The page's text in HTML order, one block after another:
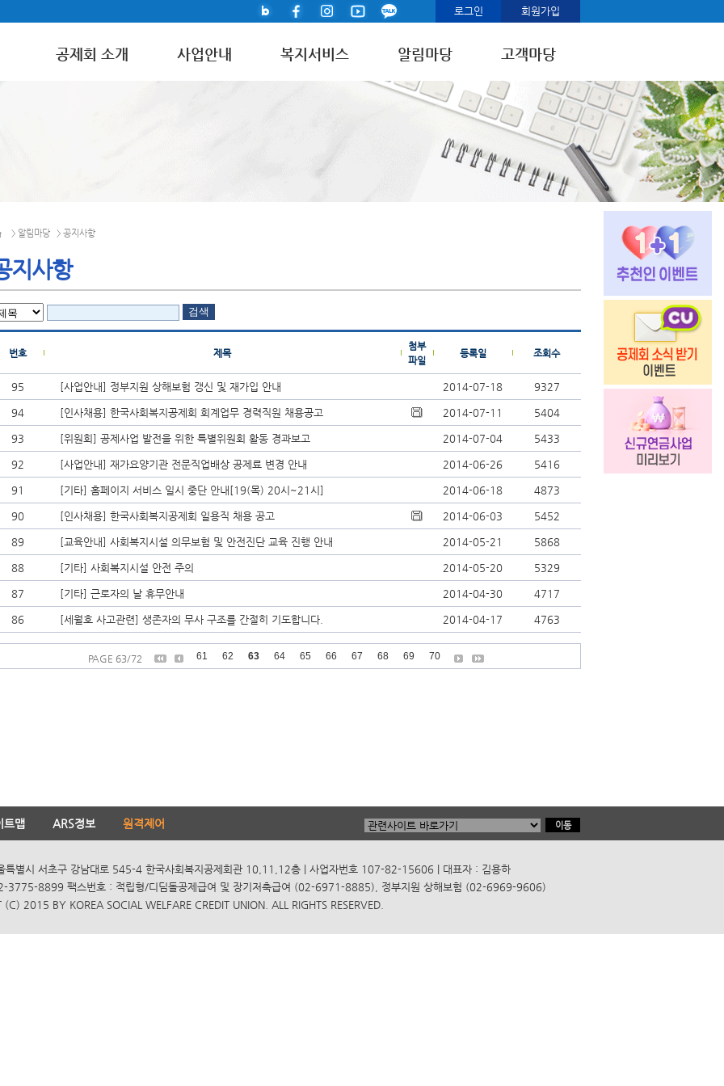
로그인 회원가입
공제회 소개 사업안내 복지서비스 알림마당 고객마당
> 알림마당 > 공지사항
지사항
번호 제목
첨부
파일
등록일 조회수
95 [사업안내] 정부지원 상해보험 갱신 및 재가입 안내 2014-07-18 9327
94 [인사채용] 한국사회복지공제회 회계업무 경력직원 채용공고 2014-07-11 5404
93 [위원회] 공제사업 발전을 위한 특별위원회 활동 경과보고 2014-07-04 5433
92 [사업안내] 재가요양기관 전문직업배상 공제료 변경 안내 2014-06-26 5416
91 [기타] 홈페이지 서비스 일시 중단 안내[19(목) 20시~21시] 2014-06-18 4873
90 [인사채용] 한국사회복지공제회 일용직 채용 공고 2014-06-03 5452
89 [교육안내] 사회복지시설 의무보험 및 안전진단 교육 진행 안내 2014-05-21 5868
88 [기타] 사회복지시설 안전 주의 2014-05-20 5329
87 [기타] 근로자의 날 휴무안내 2014-04-30 4717
86 [세월호 사고관련] 생존자의 무사 구조를 간절히 기도합니다. 2014-04-17 4763
PAGE 63/72 61 62 63 64 65 66 67 68 69 70
트맵 ARS정보 원격제어
별시 서초구 강남대로 545-4 한국사회복지공제회관 10,11,12층 | 사업자번호 107-82-15606 | 대표자 : 김용하
3775-8899 팩스번호 : 적립형/디딤돌공제급여 및 장기저축급여 (02-6971-8885), 정부지원 상해보험 (02-6969-9606)
(C) 2015 BY KOREA SOCIAL WELFARE CREDIT UNION. ALL RIGHTS RESERVED.